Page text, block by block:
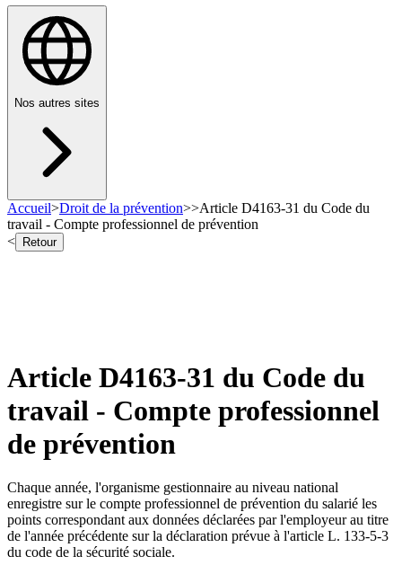
Nos autres sites
Accueil>Droit de la prévention>>Article D4163-31 du Code du
travail - Compte professionnel de prévention
<
Retour
Article D4163-31 du Code du
travail - Compte professionnel
de prévention
Chaque année, l'organisme gestionnaire au niveau national
enregistre sur le compte professionnel de prévention du salarié les
points correspondant aux données déclarées par l'employeur au titre
de l'année précédente sur la déclaration prévue à l'article L. 133-5-3
du code de la sécurité sociale.